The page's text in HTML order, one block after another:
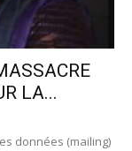
LA...
données (mailing)